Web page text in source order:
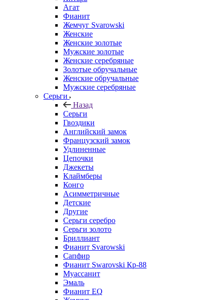
Агат
Фианит
Жемчуг Svarowski
Женские
Женские золотые
Мужские золотые
Женские серебряные
Золотые обручальные
Женские обручальные
Мужские серебряные
Серьги
Назад
Серьги
Гвоздики
Английский замок
Французский замок
Удлиненные
Цепочки
Джекеты
Клаймберы
Конго
Асимметричные
Детские
Другие
Серьги серебро
Серьги золото
Бриллиант
Фианит Svarowski
Сапфир
Фианит Swarovski Кр-88
Муассанит
Эмаль
Фианит EQ